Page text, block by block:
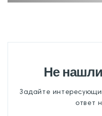
Не
Задайте
ответ